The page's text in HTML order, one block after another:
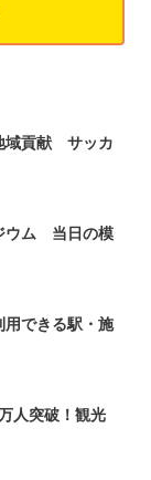
域貢献 サッカ
ウム 当日の模
用できる駅・施
人突破！観光